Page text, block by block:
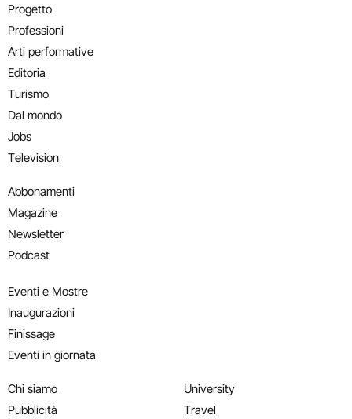
Progetto
Professioni
Arti performative
Editoria
Turismo
Dal mondo
Jobs
Television
Abbonamenti
Magazine
Newsletter
Podcast
Eventi e Mostre
Inaugurazioni
Finissage
Eventi in giornata
Chi siamo
Pubblicità
University
Travel